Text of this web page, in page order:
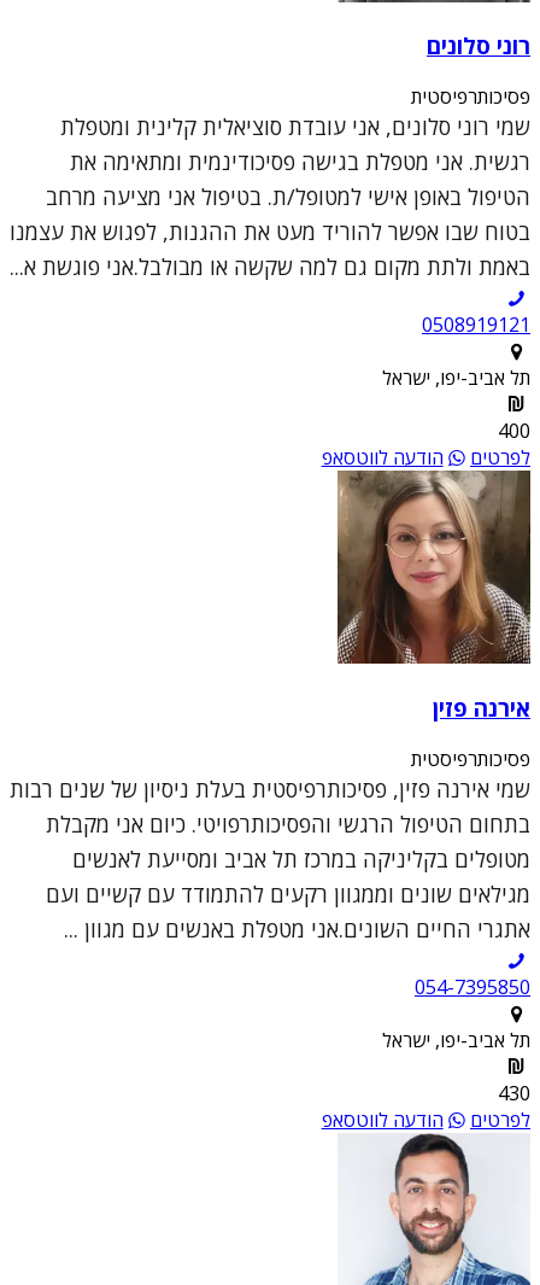
רוני סלונים
פסיכותרפיסטית
שמי רוני סלונים, אני עובדת סוציאלית קלינית ומטפלת
רגשית. אני מטפלת בגישה פסיכודינמית ומתאימה את
הטיפול באופן אישי למטופל/ת. בטיפול אני מציעה מרחב
בטוח שבו אפשר להוריד מעט את ההגנות, לפגוש את עצמנו
באמת ולתת מקום גם למה שקשה או מבולבל.אני פוגשת א...
0508919121
תל אביב-יפו, ישראל
400
לפרטים
הודעה לווטסאפ
אירנה פזין
פסיכותרפיסטית
שמי אירנה פזין, פסיכותרפיסטית בעלת ניסיון של שנים רבות
בתחום הטיפול הרגשי והפסיכותרפויטי. כיום אני מקבלת
מטופלים בקליניקה במרכז תל אביב ומסייעת לאנשים
מגילאים שונים וממגוון רקעים להתמודד עם קשיים ועם
אתגרי החיים השונים.אני מטפלת באנשים עם מגוון ...
054-7395850
תל אביב-יפו, ישראל
430
לפרטים
הודעה לווטסאפ